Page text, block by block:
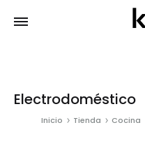
Electrodoméstico
Inicio Tienda Cocina